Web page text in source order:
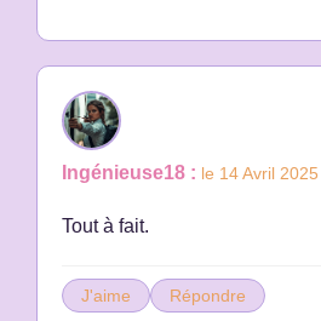
Ingénieuse18 : le 14 Avril 2025
Tout à fait.
J'aime Répondre